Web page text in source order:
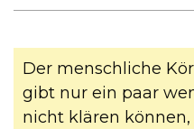
Der menschliche
gibt nur ein paar
nicht klären